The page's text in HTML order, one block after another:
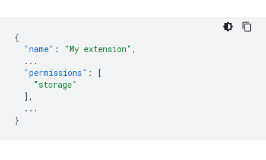
{
"name" : "My extension" ,
...
"permissions" :
[
"storage"
],
...
}